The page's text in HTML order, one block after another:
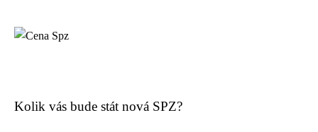
Kolik vás bude stát nová SPZ?